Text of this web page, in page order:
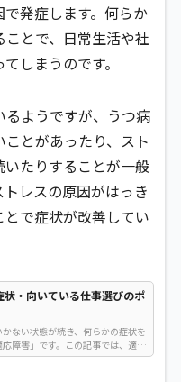
発症します。何らか
とで、日常生活や社
しまうのです。
ようですが、うつ病
とがあったり、スト
たりすることが一般
レスの原因がはっき
で症状が改善してい
・向いている仕事選びのポ
ない状態が続き、何らかの症状を
障害」です。この記事では、適応
た際の対策などをご紹介します。